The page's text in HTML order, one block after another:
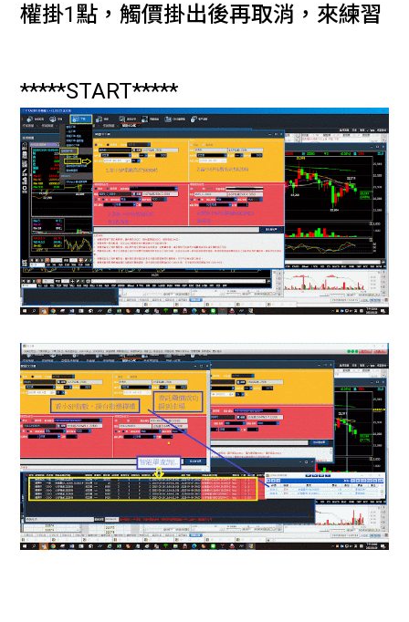
權掛1點，觸價掛出後再取消，來練習
*****START*****